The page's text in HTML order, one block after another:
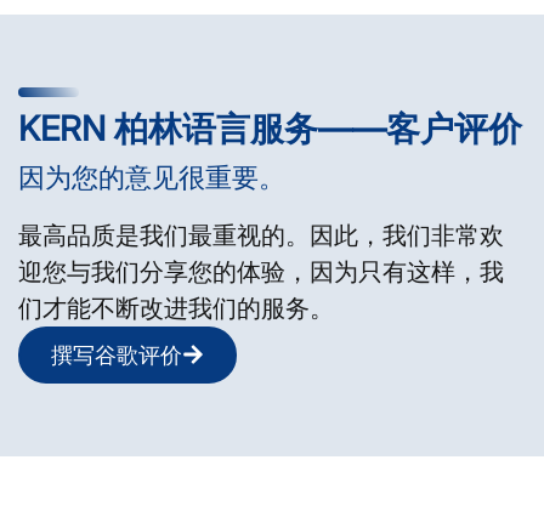
KERN 柏林语言服务——客户评价
因为您的意见很重要。
最高品质是我们最重视的。因此，我们非常欢
迎您与我们分享您的体验，因为只有这样，我
们才能不断改进我们的服务。
撰写谷歌评价